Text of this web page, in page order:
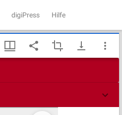
digiPress Hilfe